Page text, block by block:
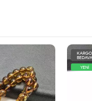
KARGO
BEDAVA
YENİ